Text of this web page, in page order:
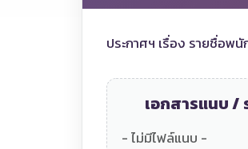
ประกาศฯ เรื่อง รายชื่อ
เอกสารแนบ /
- ไม่มีไฟล์แนบ -